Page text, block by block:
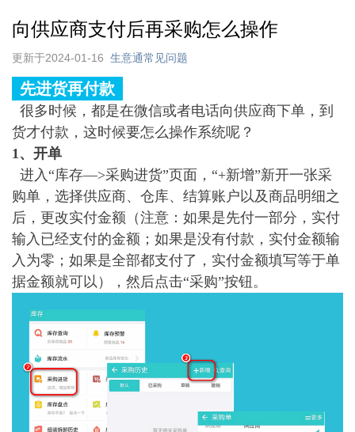
向供应商支付后再采购怎么操作
更新于2024-01-16 生意通常见问题
先进货再付款
很多时候，都是在微信或者电话向供应商下单，到
货才付款，这时候要怎么操作系统呢？
1、开单
进入“库存—>采购进货”页面，“+新增”新开一张采
购单，选择供应商、仓库、结算账户以及商品明细之
后，更改实付金额（注意：如果是先付一部分，实付
输入已经支付的金额；如果是没有付款，实付金额输
入为零；如果是全部都支付了，实付金额填写等于单
据金额就可以），然后点击“采购”按钮。